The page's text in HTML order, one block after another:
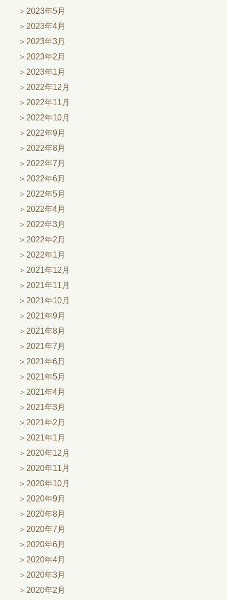
2023年5月
2023年4月
2023年3月
2023年2月
2023年1月
2022年12月
2022年11月
2022年10月
2022年9月
2022年8月
2022年7月
2022年6月
2022年5月
2022年4月
2022年3月
2022年2月
2022年1月
2021年12月
2021年11月
2021年10月
2021年9月
2021年8月
2021年7月
2021年6月
2021年5月
2021年4月
2021年3月
2021年2月
2021年1月
2020年12月
2020年11月
2020年10月
2020年9月
2020年8月
2020年7月
2020年6月
2020年4月
2020年3月
2020年2月